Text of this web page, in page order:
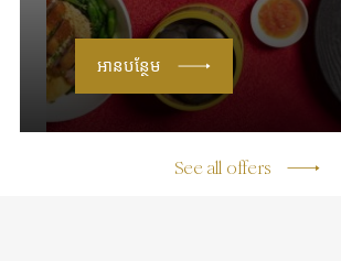
អានបន្ថែម
See all offers